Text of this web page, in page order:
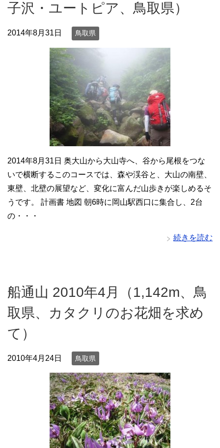
子沢・ユートピア、鳥取県）
2014年8月31日 鳥取県
2014年8月31日 奥大山から大山寺へ、谷から尾根をつな
いで横断するこのコースでは、森や渓谷と、大山の南壁、
東壁、北壁の展望など、変化に富んだ山歩きが楽しめるそ
うです。 計画書 地図 朝6時に岡山駅西口に集合し、2台
の・・・
続きを読む
船通山 2010年4月（1,142m、鳥
取県、カタクリのお花畑を求め
て）
2010年4月24日 鳥取県